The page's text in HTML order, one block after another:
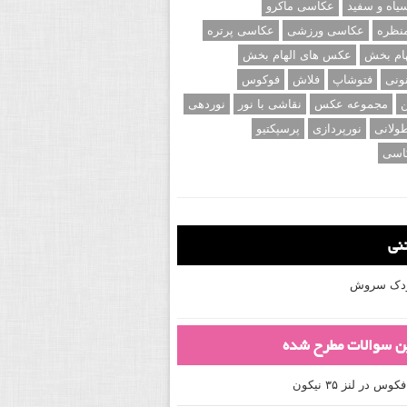
و سفید
عکاسی ماکرو
عکاسی ورزشی
عکاسی پرتره
بخش
عکس های الهام بخش
فتوشاپ فلاش
فوکوس
مجموعه عکس نقاشی با نور
نوردهی
نورپردازی
پرسپکتیو
سروش
سوالات مطرح شده
در لنز ۳۵ نیکون